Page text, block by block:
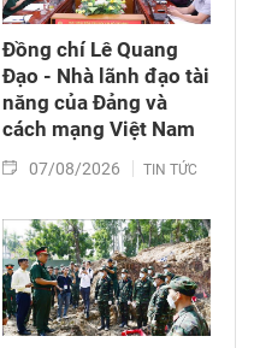
Đồng chí Lê Quang
Đạo - Nhà lãnh đạo tài
năng của Đảng và
cách mạng Việt Nam​
07/08/2026 TIN TỨC